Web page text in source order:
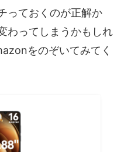
っておくのが正解か
わってしまうかもしれ
をのぞいてみてく